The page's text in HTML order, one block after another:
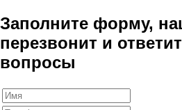
Заполните форму,
перезвонит и
вопросы